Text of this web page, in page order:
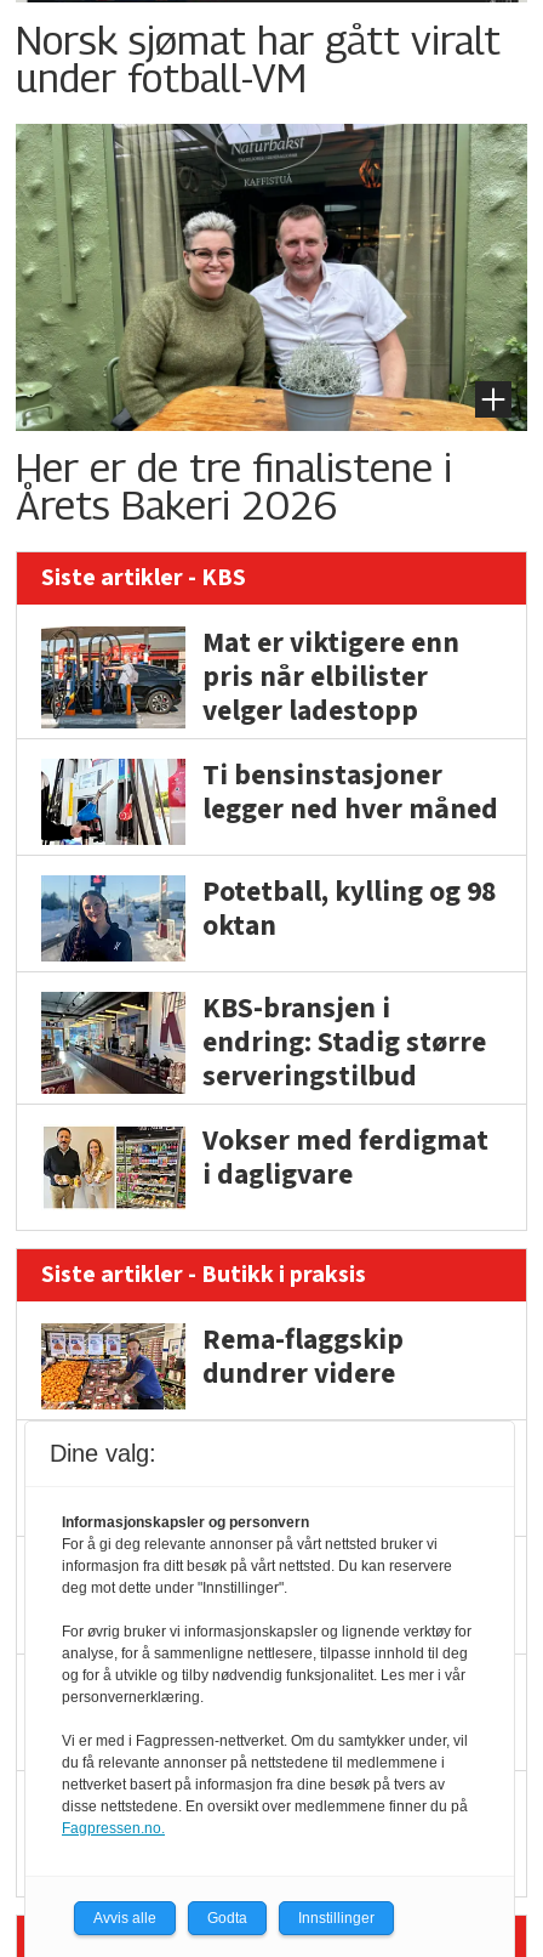
Norsk sjømat har gått viralt
under fotball-VM
Her er de tre finalistene i
Årets Bakeri 2026
Siste artikler - KBS
Mat er viktigere enn
pris når elbilister
velger ladestopp
Ti bensinstasjoner
legger ned hver måned
Potetball, kylling og 98
oktan
KBS-bransjen i
endring: Stadig større
serveringstilbud
Vokser med ferdigmat
i dagligvare
Siste artikler - Butikk i praksis
Rema-flaggskip
dundrer videre
Færre varer, men fulle
hyller
KI lager mat i butikken
Q passerte 1 milliard i
Siste artikler - Økologisk
Dine valg:
Informasjonskapsler og personvern
For å gi deg relevante annonser på vårt nettsted bruker vi
informasjon fra ditt besøk på vårt nettsted. Du kan reservere
deg mot dette under "Innstillinger".
For øvrig bruker vi informasjonskapsler og lignende verktøy for
analyse, for å sammenligne nettlesere, tilpasse innhold til deg
og for å utvikle og tilby nødvendig funksjonalitet. Les mer i vår
personvernerklæring.
Vi er med i Fagpressen-nettverket. Om du samtykker under, vil
du få relevante annonser på nettstedene til medlemmene i
nettverket basert på informasjon fra dine besøk på tvers av
disse nettstedene. En oversikt over medlemmene finner du på
Fagpressen.no.
Avvis alle Godta Innstillinger